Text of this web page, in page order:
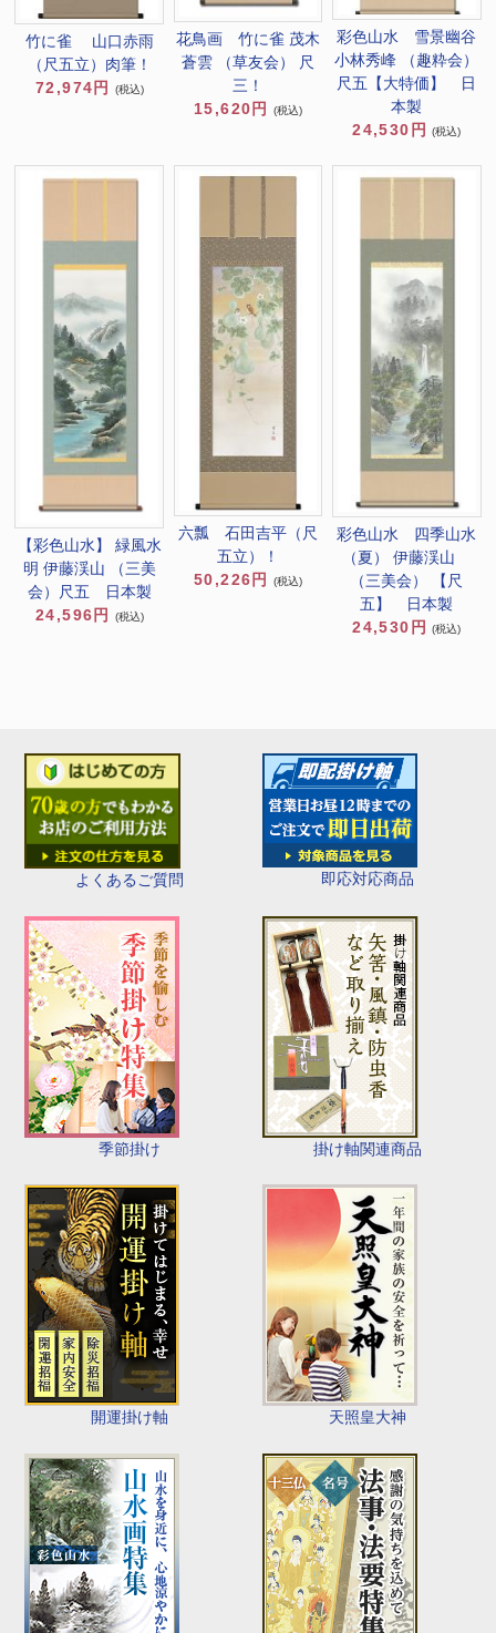
よくあるご質問 即応対応商品
季節掛け 掛け軸関連商品
開運掛け軸 天照皇大神
竹に雀 山口赤雨
（尺五立）肉筆！
72,974円
(税込)
花鳥画 竹に雀 茂木
蒼雲 （草友会） 尺
三！
15,620円
(税込)
彩色山水 雪景幽谷
小林秀峰 （趣粋会）
尺五【大特価】 日
本製
24,530円
(税込)
【彩色山水】 緑風水
明 伊藤渓山 （三美
会）尺五 日本製
24,596円
(税込)
六瓢 石田吉平（尺
五立）！
50,226円
(税込)
彩色山水 四季山水
（夏） 伊藤渓山
（三美会） 【尺
五】 日本製
24,530円
(税込)